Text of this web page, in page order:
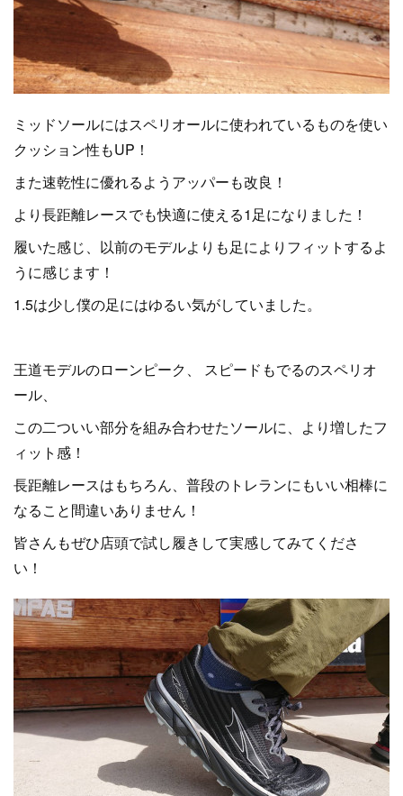
ミッドソールにはスペリオールに使われているものを使い
クッション性もUP！
また速乾性に優れるようアッパーも改良！
より長距離レースでも快適に使える1足になりました！
履いた感じ、以前のモデルよりも足によりフィットするよ
うに感じます！
1.5は少し僕の足にはゆるい気がしていました。
王道モデルのローンピーク、 スピードもでるのスペリオ
ール、
この二ついい部分を組み合わせたソールに、より増したフ
ィット感！
長距離レースはもちろん、普段のトレランにもいい相棒に
なること間違いありません！
皆さんもぜひ店頭で試し履きして実感してみてくださ
い！